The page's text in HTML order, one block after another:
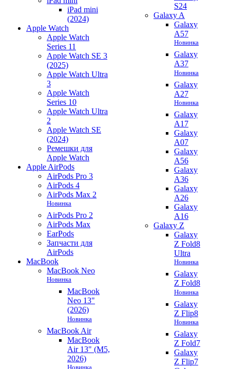
iPad mini
(2024)
Apple Watch
Apple Watch
Series 11
Apple Watch SE 3
(2025)
Apple Watch Ultra
3
Apple Watch
Series 10
Apple Watch Ultra
2
Apple Watch SE
(2024)
Ремешки для
Apple Watch
Apple AirPods
AirPods Pro 3
AirPods 4
AirPods Max 2
Новинка
AirPods Pro 2
AirPods Max
EarPods
Запчасти для
AirPods
MacBook
MacBook Neo
Новинка
MacBook
Neo 13"
(2026)
Новинка
MacBook Air
MacBook
Air 13" (M5,
2026)
Новинка
S24
Galaxy A
Galaxy
A57
Новинка
Galaxy
A37
Новинка
Galaxy
A27
Новинка
Galaxy
A17
Galaxy
A07
Galaxy
A56
Galaxy
A36
Galaxy
A26
Galaxy
A16
Galaxy Z
Galaxy
Z Fold8
Ultra
Новинка
Galaxy
Z Fold8
Новинка
Galaxy
Z Flip8
Новинка
Galaxy
Z Fold7
Galaxy
Z Flip7